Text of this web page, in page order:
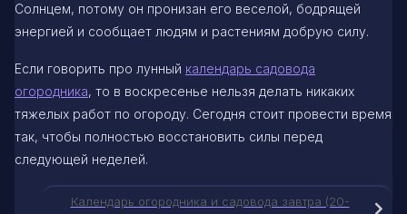
Солнцем, потому он пронизан его веселой, бодрящей
энергией и сообщает людям и растениям добрую силу.
Если говорить про лунный календарь садовода
огородника, то в воскресенье нельзя делать никаких
тяжелых работ по огороду. Сегодня стоит провести время
так, чтобы полностью восстановить силы перед
следующей неделей.
Календарь огородника и садовода завтра (20-